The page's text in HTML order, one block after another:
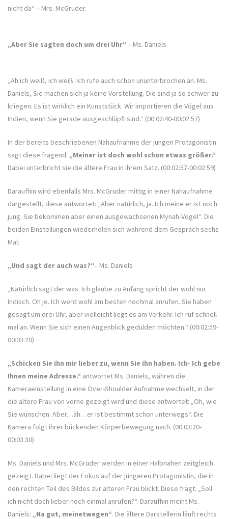
nicht da“ – Mrs. McGruder.
„Aber Sie sagten doch um drei Uhr“ – Ms. Daniels
„Ah ich weiß, ich weiß. Ich rufe auch schon ununterbrochen an. Ms.
Daniels, Sie machen sich ja keine Vorstellung. Die sind ja so schwer zu
kriegen. Es ist wirklich ein Kunststück. Wir importieren die Vögel aus
Indien, wenn Sie gerade ausgeschlüpft sind.“ (00:02:40-00:02:57)
In der bereits beschriebenen Nahaufnahme der jungen Protagonistin
sagt diese fragend: „Meiner ist doch wohl schon etwas größer.“
Dabei unterbricht sie die ältere Frau in ihrem Satz. (00:02:57-00:02:59)
Daraufhin wird ebenfalls Mrs. McGruder mittig in einer Nahaufnahme
dargestellt, diese antwortet: „Aber natürlich, ja. Ich meine er ist noch
jung. Sie bekommen aber einen ausgewachsenen Mynah-Vogel“. Die
beiden Einstellungen wiederholen sich während dem Gespräch sechs
Mal:
„Und sagt der auch was?“– Ms. Daniels
„Natürlich sagt der was. Ich glaube zu Anfang spricht der wohl nur
Indisch. Oh je. Ich werd wohl am besten nochmal anrufen. Sie haben
gesagt um drei Uhr, aber vielleicht liegt es am Verkehr. Ich ruf schnell
mal an. Wenn Sie sich einen Augenblick gedulden möchten.“ (00:02:59-
00:03:20)
„Schicken Sie ihn mir lieber zu, wenn Sie ihn haben. Ich- Ich gebe
Ihnen meine Adresse.“ antwortet Ms. Daniels, währen die
Kameraeinstellung in eine Over-Shoulder Aufnahme wechselt, in der
die ältere Frau von vorne gezeigt wird und diese antwortet: „Oh, wie
Sie wünschen. Aber…äh…er ist bestimmt schon unterwegs“. Die
Kamera folgt ihrer bückenden Körperbewegung nach. (00:03:20-
00:03:30)
Ms. Daniels und Mrs. McGruder werden in einer Halbnahen zeitgleich
gezeigt. Dabei liegt der Fokus auf der jüngeren Protagonistin, die in
den rechten Teil des Bildes zur älteren Frau blickt. Diese fragt: „Soll
ich nicht doch lieber noch einmal anrufen?“. Daraufhin meint Ms.
Daniels: „Na gut, meinetwegen“. Die ältere Darstellerin läuft rechts